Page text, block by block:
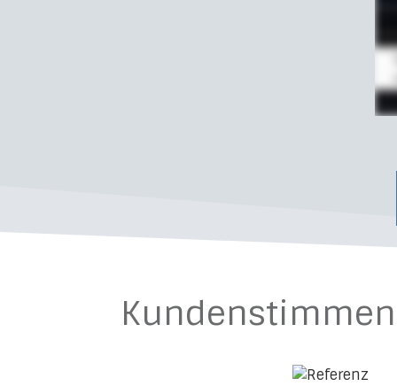
Kundenstimmen